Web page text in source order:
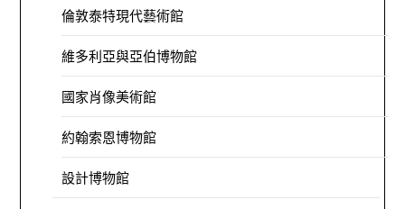
倫敦泰特現代藝術館
維多利亞與亞伯博物館
國家肖像美術館
約翰索恩博物館
設計博物館